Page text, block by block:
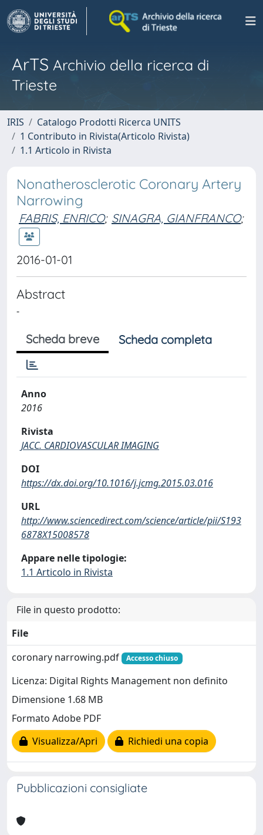
ArTS Archivio della ricerca di
Trieste
IRIS
Catalogo Prodotti Ricerca UNITS
1 Contributo in Rivista(Articolo Rivista)
1.1 Articolo in Rivista
Nonatherosclerotic Coronary Artery
Narrowing
FABRIS, ENRICO; SINAGRA, GIANFRANCO;
2016-01-01
Abstract
-
Scheda breve Scheda completa
Anno
2016
Rivista
JACC. CARDIOVASCULAR IMAGING
DOI
https://dx.doi.org/10.1016/j.jcmg.2015.03.016
URL
http://www.sciencedirect.com/science/article/pii/S193
6878X15008578
Appare nelle tipologie:
1.1 Articolo in Rivista
File in questo prodotto:
File
coronary narrowing.pdf
Accesso chiuso
Licenza: Digital Rights Management non definito
Dimensione 1.68 MB
Formato Adobe PDF
Visualizza/Apri
Richiedi una copia
Pubblicazioni consigliate